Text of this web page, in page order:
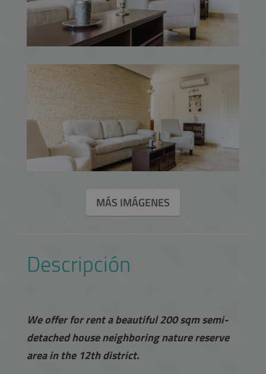
MÁS IMÁGENES
Descripción
We offer for rent a beautiful 200 sqm semi-
detached house neighboring nature reserve
area in the 12th district.